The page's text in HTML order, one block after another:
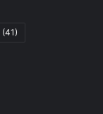
(41)